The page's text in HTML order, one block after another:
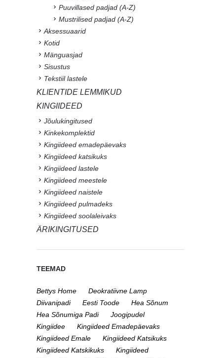
Puuvillased padjad (A-Z)
Mustrilised padjad (A-Z)
Aksessuaarid
Kotid
Mänguasjad
Sisustus
Tekstiil lastele
KLIENTIDE LEMMIKUD
KINGIIDEED
Jõulukingitused
Kinkekomplektid
Kingiideed emadepäevaks
Kingiideed katsikuks
Kingiideed lastele
Kingiideed meestele
Kingiideed naistele
Kingiideed pulmadeks
Kingiideed soolaleivaks
ÄRIKINGITUSED
TEEMAD
Bettys Home
Deokratiivne Lamp
Diivanipadi
Eesti Toode
Hea Sõnum
Hea Sõnumiga Padi
Joogipudel
Kingiidee
Kingiideed Emadepäevaks
Kingiideed Emale
Kingiideed Katsikuks
Kingiideed Katskikuks
Kingiideed